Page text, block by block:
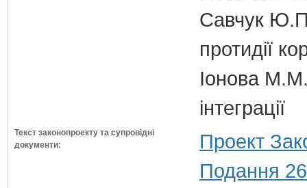
Савчук Ю.П.
протидії
Іонова М.М.
інтеграції
Текст законопроекту та супровідні
документи:
Проект
Подання